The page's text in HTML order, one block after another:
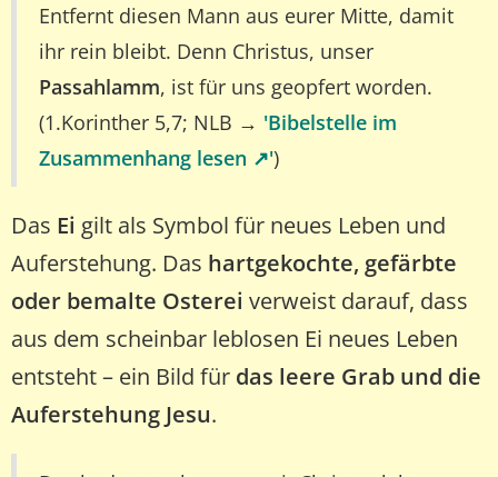
Entfernt diesen Mann aus eurer Mitte, damit
ihr rein bleibt. Denn Christus, unser
Passahlamm, ist für uns geopfert worden.
(1.Korinther 5,7; NLB → 'Bibelstelle im
Zusammenhang lesen ↗️')
Das Ei gilt als Symbol für neues Leben und
Auferstehung. Das hartgekochte, gefärbte
oder bemalte Osterei verweist darauf, dass
aus dem scheinbar leblosen Ei neues Leben
entsteht – ein Bild für das leere Grab und die
Auferstehung Jesu.